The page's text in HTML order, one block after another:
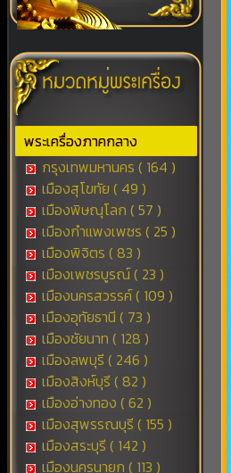
พระเครื่องภาคกลาง
กรุงเทพมหานคร ( 164 )
เมืองสุโขทัย ( 49 )
เมืองพิษณุโลก ( 57 )
เมืองกำแพงเพชร ( 25 )
เมืองพิจิตร ( 83 )
เมืองเพชรบูรณ์ ( 23 )
เมืองนครสวรรค์ ( 109 )
เมืองอุทัยธานี ( 73 )
เมืองชัยนาท ( 128 )
เมืองลพบุรี ( 246 )
เมืองสิงห์บุรี ( 82 )
เมืองอ่างทอง ( 62 )
เมืองสุพรรณบุรี ( 155 )
เมืองสระบุรี ( 142 )
เมืองนครนายก ( 113 )